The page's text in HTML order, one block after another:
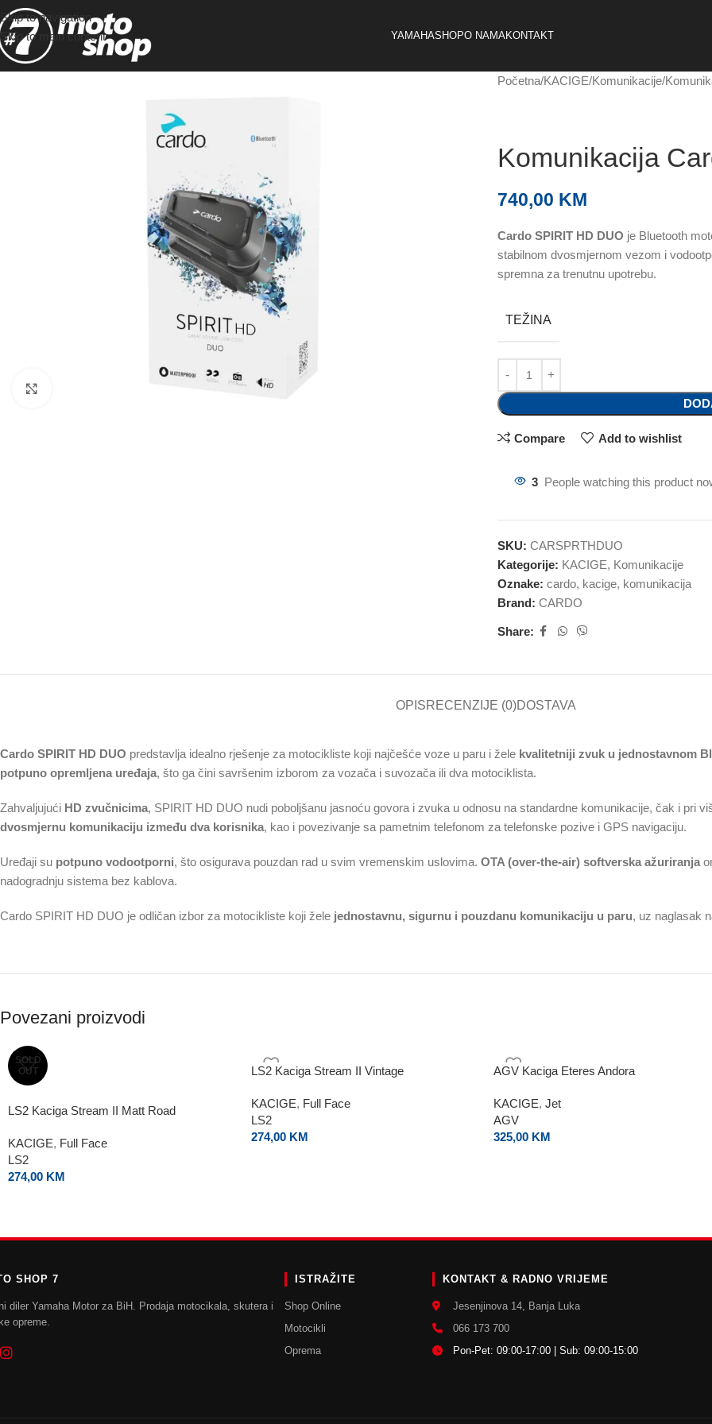
Skip to navigation
Skip to main content
YAMAHASHOPO NAMAKONTAKT
Početna KACIGE Komunikacije
Komunikacija
740,00 KM
Cardo SPIRIT HD DUO je Bluetooth
stabilnom dvosmjernom vezom i
spremna za trenutnu upotrebu.
TEŽINA
Compare Add to wishlist
3 People watching this product
SKU: CARSPRTHDUO
Kategorije: KACIGE, Komunikacije
Oznake: cardo, kacige, komunikacija
Brand: CARDO
Share:
OPISRECENZIJE (0)DOSTAVA
Cardo SPIRIT HD DUO predstavlja idealno rješenje za motocikliste koji najčešće voze u paru i žele kvalitetniji zvuk u jednostavnom
potpuno opremljena uređaja, što ga čini savršenim izborom za vozača i suvozača ili dva motociklista.
Zahvaljujući HD zvučnicima, SPIRIT HD DUO nudi poboljšanu jasnoću govora i zvuka u odnosu na standardne komunikacije, čak i pri
dvosmjernu komunikaciju između dva korisnika, kao i povezivanje sa pametnim telefonom za telefonske pozive i GPS navigaciju.
Uređaji su potpuno vodootporni, što osigurava pouzdan rad u svim vremenskim uslovima. OTA (over-the-air) softverska ažuriranja
nadogradnju sistema bez kablova.
Cardo SPIRIT HD DUO je odličan izbor za motocikliste koji žele jednostavnu, sigurnu i pouzdanu komunikaciju u paru, uz naglasak
Povezani proizvodi
SOLD
OUT
LS2 Kaciga Stream II Matt Road
KACIGE, Full Face
LS2
274,00 KM
LS2 Kaciga Stream II Vintage
KACIGE, Full Face
LS2
274,00 KM
AGV Kaciga Eteres Andora
KACIGE, Jet
AGV
325,00 KM
SHOP 7
diler Yamaha Motor za BiH. Prodaja motocikala, skutera i
opreme.
ISTRAŽITE
Shop Online
Motocikli
Oprema
KONTAKT & RADNO VRIJEME
Jesenjinova 14, Banja Luka
066 173 700
Pon-Pet: 09:00-17:00 | Sub: 09:00-15:00